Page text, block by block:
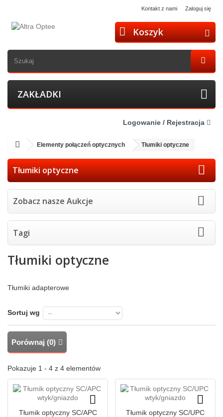
Zaloguj się
Kontakt z nami
Koszyk
ZAKŁADKI
Logowanie / Rejestracja
Elementy połączeń optycznych Tłumiki optyczne
Tłumiki optyczne
Zobacz nasze Aukcje
Tagi
Tłumiki optyczne
Tłumiki adapterowe
Sortuj wg
Porównaj (0)
Pokazuje 1 - 4 z 4 elementów
Tłumik optyczny SC/APC
Tłumik optyczny SC/UPC